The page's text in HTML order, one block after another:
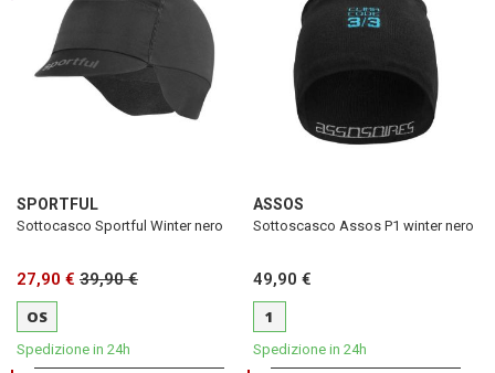
SPORTFUL
Sottocasco Sportful Winter nero
27,90 € 39,90 €
OS
Spedizione in 24h
ASSOS
Sottoscasco Assos P1 winter nero
49,90 €
1
Spedizione in 24h